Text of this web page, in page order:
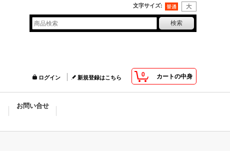
文字サイズ:
0 カートの中身
ログイン 新規登録はこちら
お問い合せ